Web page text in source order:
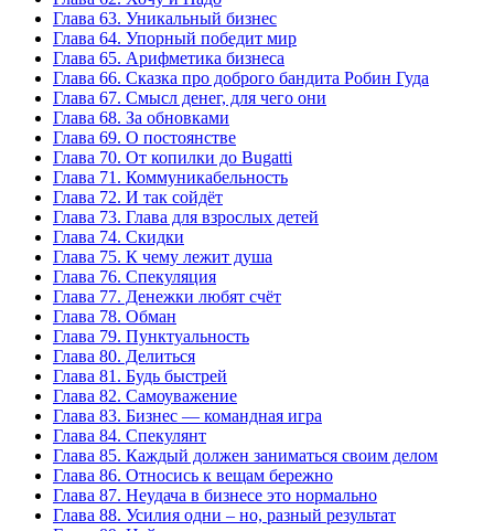
Глава 63. Уникальный бизнес
Глава 64. Упорный победит мир
Глава 65. Арифметика бизнеса
Глава 66. Сказка про доброго бандита Робин Гуда
Глава 67. Смысл денег, для чего они
Глава 68. За обновками
Глава 69. О постоянстве
Глава 70. От копилки до Bugatti
Глава 71. Коммуникабельность
Глава 72. И так сойдёт
Глава 73. Глава для взрослых детей
Глава 74. Скидки
Глава 75. К чему лежит душа
Глава 76. Спекуляция
Глава 77. Денежки любят счёт
Глава 78. Обман
Глава 79. Пунктуальность
Глава 80. Делиться
Глава 81. Будь быстрей
Глава 82. Самоуважение
Глава 83. Бизнес — командная игра
Глава 84. Спекулянт
Глава 85. Каждый должен заниматься своим делом
Глава 86. Относись к вещам бережно
Глава 87. Неудача в бизнесе это нормально
Глава 88. Усилия одни – но, разный результат